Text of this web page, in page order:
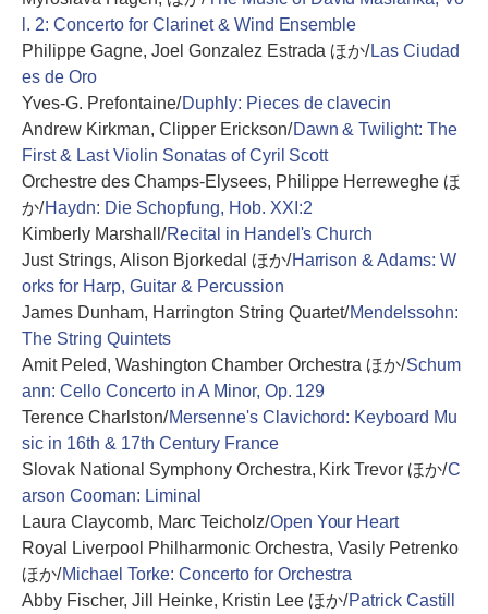
l. 2: Concerto for Clarinet & Wind Ensemble
Philippe Gagne, Joel Gonzalez Estrada ほか/ Las Ciudad
es de Oro
Yves-G. Prefontaine/Duphly: Pieces de clavecin
Andrew Kirkman, Clipper Erickson/Dawn & Twilight: The
First & Last Violin Sonatas of Cyril Scott
Orchestre des Champs-Elysees, Philippe Herreweghe ほ
か/Haydn: Die Schopfung, Hob. XXI:2
Kimberly Marshall/Recital in Handel's Church
Just Strings, Alison Bjorkedal ほか/Harrison & Adams: W
orks for Harp, Guitar & Percussion
James Dunham, Harrington String Quartet/Mendelssohn:
The String Quintets
Amit Peled, Washington Chamber Orchestra ほか/Schum
ann: Cello Concerto in A Minor, Op. 129
Terence Charlston/Mersenne's Clavichord: Keyboard Mu
sic in 16th & 17th Century France
Slovak National Symphony Orchestra, Kirk Trevor ほか/C
arson Cooman: Liminal
Laura Claycomb, Marc Teicholz/Open Your Heart
Royal Liverpool Philharmonic Orchestra, Vasily Petrenko
ほか/Michael Torke: Concerto for Orchestra
Abby Fischer, Jill Heinke, Kristin Lee ほか/Patrick Castill